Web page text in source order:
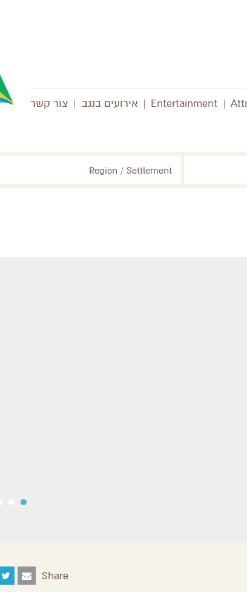
|
Entertainment
| אירועים בנגב | צור קשר
Region / Settlement
Share